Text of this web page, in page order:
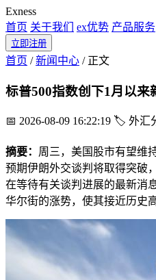
Exness
首页 关于我们 ex优势 产品服务
立即注册
首页 /新闻中心 / 正文
标普500指数创下1月以来
📅 2026-08-09 16:22:19 🏷️ 外汇
摘要： 周三，美国股市有望维
预期伊朗外交谈判将取得突破
在等待有关谈判进展的最新消
华尔街的涨势，使其接近历史